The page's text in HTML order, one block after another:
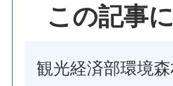
この記事
観光経済部環境